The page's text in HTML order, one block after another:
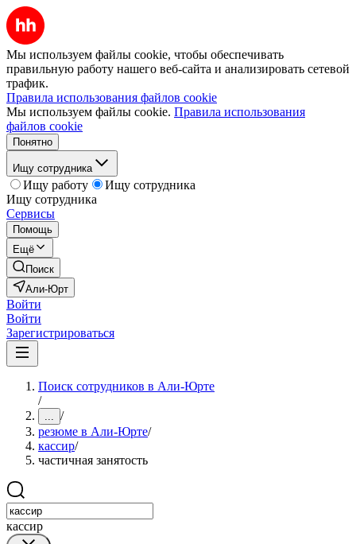
Мы используем файлы cookie, чтобы обеспечивать
правильную работу нашего веб-сайта и анализировать сетевой
трафик.
Правила использования файлов cookie
Мы используем файлы cookie. Правила использования
файлов cookie
Понятно
Ищу сотрудника
Ищу работу
Ищу сотрудника
Ищу сотрудника
Сервисы
Помощь
Ещё
Поиск
Али-Юрт
Войти
Войти
Зарегистрироваться
Поиск сотрудников в Али-Юрте
/
... /
резюме в Али-Юрте/
кассир/
частичная занятость
кассир